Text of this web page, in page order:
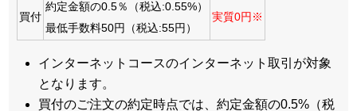
買付
約定金額の0.5％（税込:0.55%）
最低手数料50円（税込:55円）
実質0円※
インターネットコースのインターネット取引が対象
となります。
買付のご注文の約定時点では、約定金額の0.5%（税